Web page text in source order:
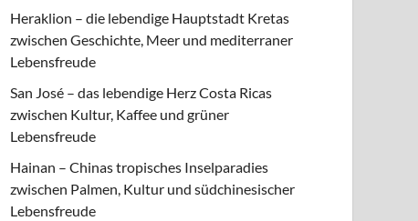
Heraklion – die lebendige Hauptstadt Kretas
zwischen Geschichte, Meer und mediterraner
Lebensfreude
San José – das lebendige Herz Costa Ricas
zwischen Kultur, Kaffee und grüner
Lebensfreude
Hainan – Chinas tropisches Inselparadies
zwischen Palmen, Kultur und südchinesischer
Lebensfreude